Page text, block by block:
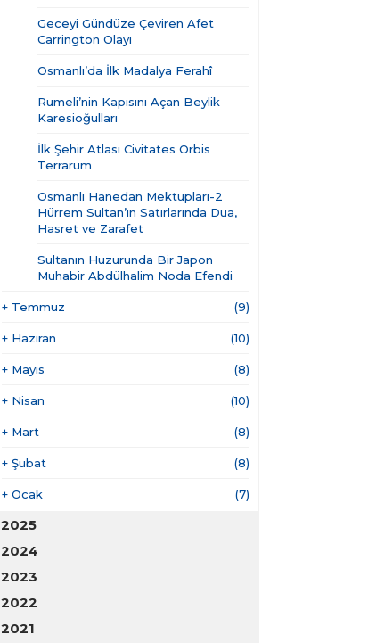
Geceyi Gündüze Çeviren Afet
Carrington Olayı
Osmanlı’da İlk Madalya Ferahî
Rumeli’nin Kapısını Açan Beylik
Karesioğulları
İlk Şehir Atlası Civitates Orbis
Terrarum
Osmanlı Hanedan Mektupları-2
Hürrem Sultan’ın Satırlarında Dua,
Hasret ve Zarafet
Sultanın Huzurunda Bir Japon
Muhabir Abdülhalim Noda Efendi
+ Temmuz (9)
+ Haziran (10)
+ Mayıs (8)
+ Nisan (10)
+ Mart (8)
+ Şubat (8)
+ Ocak (7)
2025
2024
2023
2022
2021